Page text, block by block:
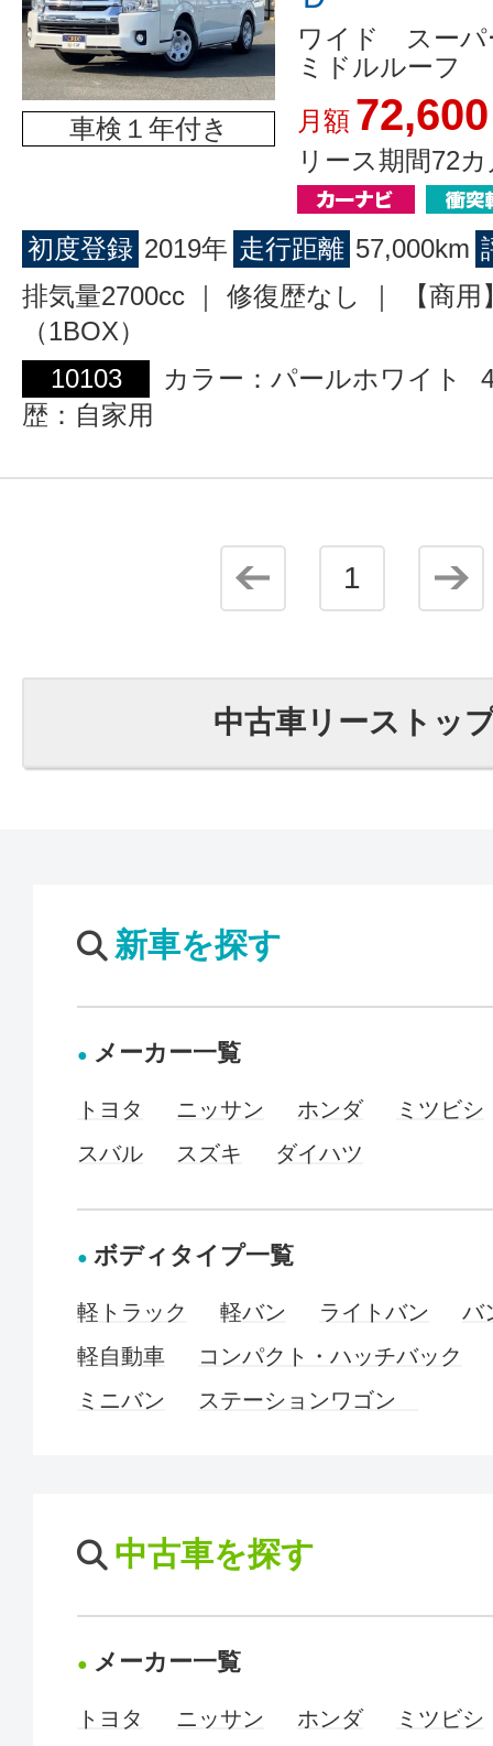
車検１年付き
ワイド スー
ミドルルーフ
月額 72,600
リース期間72
初度登録 2019年 走行距離 57,000km
排気量2700cc ｜ 修復歴なし ｜ 【商用
（1BOX）
10103
カラー：パールホワイト
歴：自家用
1
中古車リーストッ
新車を探す
メーカー一覧
トヨタ ニッサン ホンダ
ミツビシ
スバル
スズキ ダイハツ
ボディタイプ一覧
軽トラック 軽バン ライトバン
バ
軽自動車
コンパクト・ハッチバック
ミニバン
ステーションワゴン
中古車を探す
メーカー一覧
トヨタ ニッサン ホンダ
ミツビシ